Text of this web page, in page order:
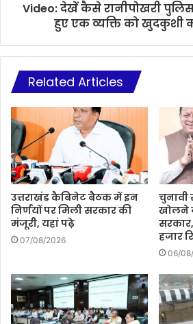
Video: देखें कैसे रानीपोखरी
हुए एक व्यक्ति को खुदकुशी
Related Articles
उत्तराखंड कैबिनेट बैठक में इन
निर्णयों पर मिली सरकार की
मंजूरी, यहां पढ़े
07/08/2026
चुनावी
खोलने
हजार
06/